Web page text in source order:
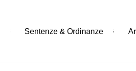
Sentenze & Ordinanze